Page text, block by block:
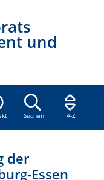
und
Suchen A-Z
der
Essen